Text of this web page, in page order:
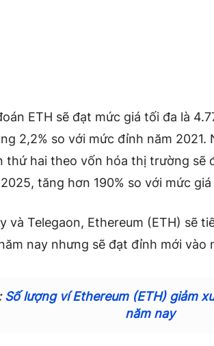
ETH sẽ đạt mức giá tối đa là
2,2% so với mức đỉnh năm 2021.
thứ hai theo vốn hóa thị trường sẽ
tăng hơn 190% so với mức
và Telegaon, Ethereum (ETH) sẽ
nay nhưng sẽ đạt đỉnh mới vào
Số lượng ví Ethereum (ETH) giảm
năm nay